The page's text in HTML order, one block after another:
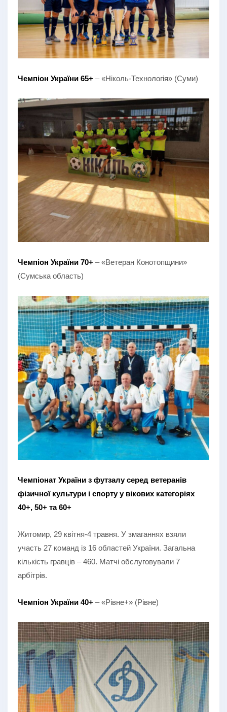
Чемпіон України 65+ – «Ніколь-Технологія» (Суми)
Чемпіон України 70+ – «Ветеран Конотопщини»
(Сумська область)
Чемпіонат України з футзалу серед ветеранів
фізичної культури і спорту у вікових категоріях
40+, 50+ та 60+
Житомир, 29 квітня-4 травня. У змаганнях взяли
участь 27 команд із 16 областей України. Загальна
кількість гравців – 460. Матчі обслуговували 7
арбітрів.
Чемпіон України 40+ – «Рівне+» (Рівне)